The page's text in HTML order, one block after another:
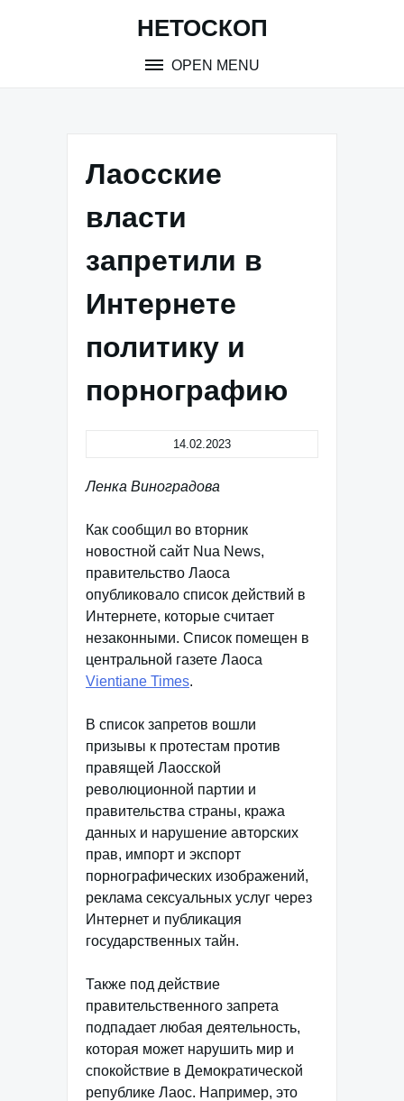
НЕТОСКОП
OPEN MENU
Лаосские
власти
запретили в
Интернете
политику и
порнографию
14.02.2023
Ленка Виноградова
Как сообщил во вторник
новостной сайт Nua News,
правительство Лаоса
опубликовало список действий в
Интернете, которые считает
незаконными. Список помещен в
центральной газете Лаоса
Vientiane Times.
В список запретов вошли
призывы к протестам против
правящей Лаосской
революционной партии и
правительства страны, кража
данных и нарушение авторских
прав, импорт и экспорт
порнографических изображений,
реклама сексуальных услуг через
Интернет и публикация
государственных тайн.
Также под действие
правительственного запрета
подпадает любая деятельность,
которая может нарушить мир и
спокойствие в Демократической
републике Лаос. Например, это